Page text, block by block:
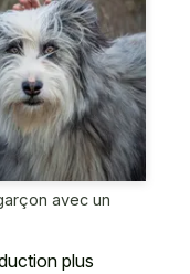
avec un
plus